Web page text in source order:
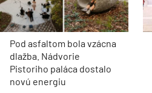
Pod asfaltom bola vzácna
dlažba. Nádvorie
Pistoriho paláca dostalo
novú energiu